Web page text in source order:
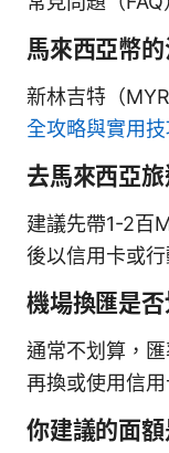
馬來西亞幣
新林吉特（
全攻略與實用
去馬來西亞
建議先帶1-2百
後以信用卡或
機場換匯是否
通常不划算，
再換或使用信用
你建議的面額